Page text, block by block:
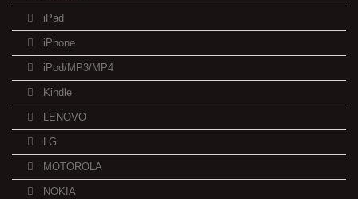
iPad
iPhone
iPod/MP3/MP4
Kindle
LENOVO
LG
MOTOROLA
NOKIA